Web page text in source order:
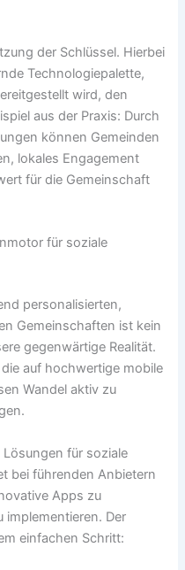
der Schlüssel. Hierbei
Technologiepalette,
wird, den
aus der Praxis: Durch
können Gemeinden
lokales Engagement
für die Gemeinschaft
für soziale
personalisierten,
Gemeinschaften ist kein
gegenwärtige Realität.
auf hochwertige mobile
Wandel aktiv zu
für soziale
bei führenden Anbietern
Apps zu
implementieren. Der
einfachen Schritt: